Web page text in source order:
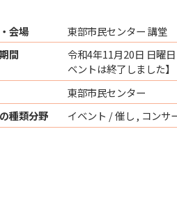
会場
東部市民センター 講堂
間
令和4年11月20日 日曜
ベントは終了しました】
東部市民センター
種類分野
イベント / 催し , コンサ